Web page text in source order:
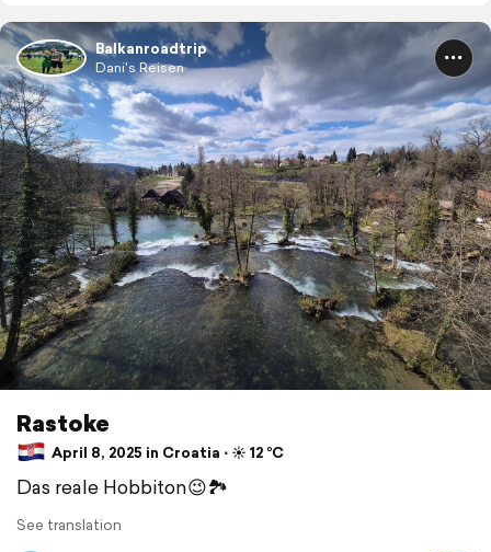
Balkanroadtrip
Dani's Reisen
Rastoke
April 8, 2025 in Croatia ⋅ ☀️ 12 °C
Das reale Hobbiton😉🏞️
See translation